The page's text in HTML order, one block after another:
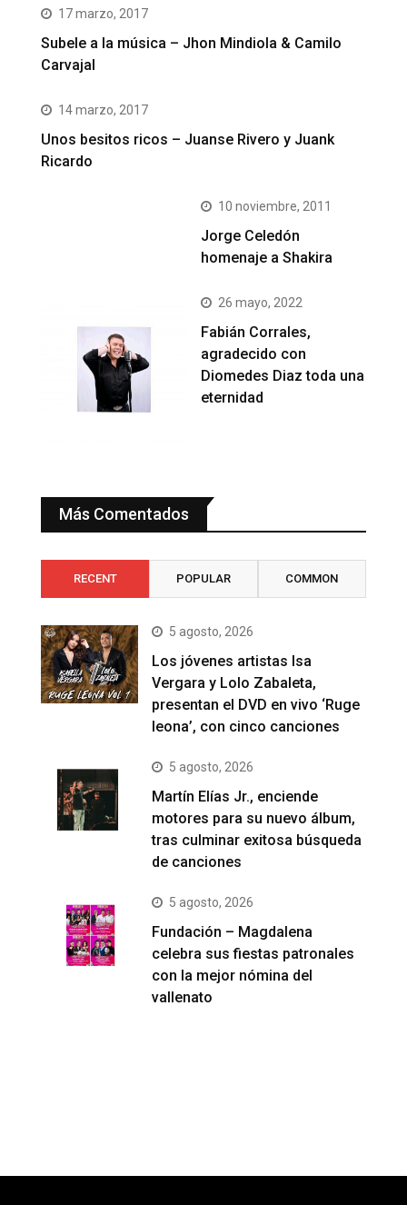
17 marzo, 2017
Subele a la música – Jhon Mindiola & Camilo
Carvajal
14 marzo, 2017
Unos besitos ricos – Juanse Rivero y Juank
Ricardo
10 noviembre, 2011
Jorge Celedón
homenaje a Shakira
26 mayo, 2022
Fabián Corrales,
agradecido con
Diomedes Diaz toda una
eternidad
Más Comentados
RECENT POPULAR COMMON
5 agosto, 2026
Los jóvenes artistas Isa
Vergara y Lolo Zabaleta,
presentan el DVD en vivo ‘Ruge
leona’, con cinco canciones
5 agosto, 2026
Martín Elías Jr., enciende
motores para su nuevo álbum,
tras culminar exitosa búsqueda
de canciones
5 agosto, 2026
Fundación – Magdalena
celebra sus fiestas patronales
con la mejor nómina del
vallenato